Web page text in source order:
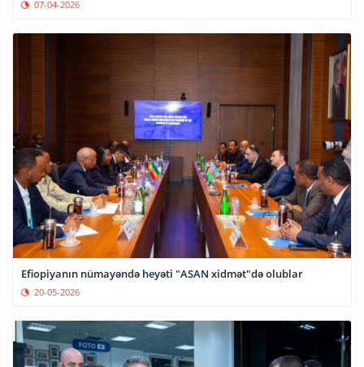
07-04-2026
Efiopiyanın nümayəndə heyəti "ASAN xidmət"də olublar
20-05-2026